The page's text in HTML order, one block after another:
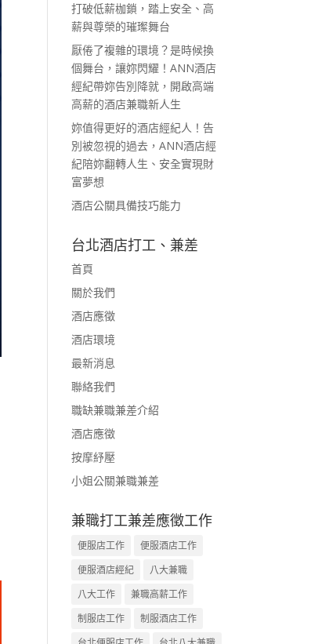
打破低薪枷鎖，踏上安全、高
薪與尊榮的璀璨舞台
厭倦了複雜的環境？是時候換
個舞台，讓妳閃耀！ANN酒店
經紀帶妳告別降就，開啟高端
高薪的酒店兼職新人生
妳值得更好的酒店經紀人！告
別被忽視的過去，ANN酒店經
紀陪妳翻轉人生、安全實現財
富夢想
酒店公關具備技巧能力
台北酒店打工、兼差
首頁
關於我們
酒店應徵
酒店環境
最新消息
聯絡我們
職缺兼職兼差介紹
酒店應徵
按摩紓壓
小姐公關兼職兼差
兼職打工兼差應徵工作
便服店工作
便服酒店工作
便服酒店經紀
八大兼職
八大工作
兼職高薪工作
制服店工作
制服酒店工作